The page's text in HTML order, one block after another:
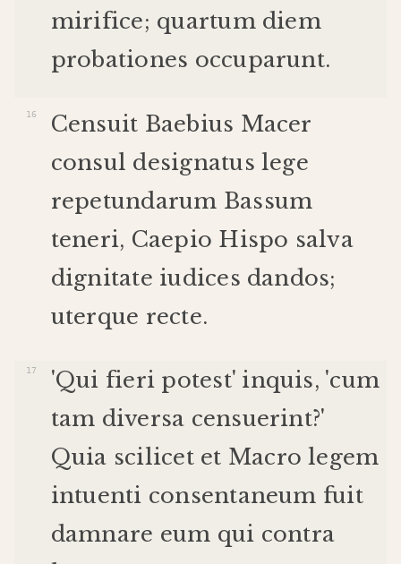
mirifice; quartum diem
probationes occuparunt.
Censuit Baebius Macer
consul designatus lege
repetundarum Bassum
teneri, Caepio Hispo salva
dignitate iudices dandos;
uterque recte.
'Qui fieri potest' inquis, 'cum
tam diversa censuerint?'
Quia scilicet et Macro legem
intuenti consentaneum fuit
damnare eum qui contra